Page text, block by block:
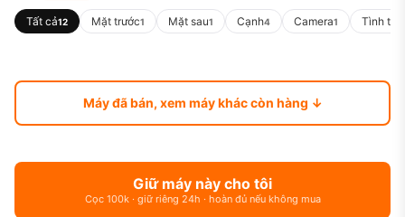
Tất cả12 Mặt trước1 Mặt sau1 Cạnh4 Camera1 Tình
Máy đã bán, xem máy khác còn hàng ↓
Giữ máy này cho tôi
Cọc 100k · giữ riêng 24h · hoàn đủ nếu không mua